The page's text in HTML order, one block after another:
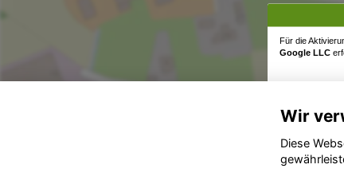
Für die
Google LLC
Wir
Diese